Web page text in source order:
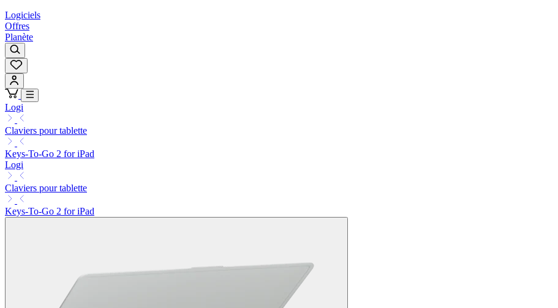
Logiciels
Offres
Planète
Logi
Claviers pour tablette
Keys-To-Go 2 for iPad
Logi
Claviers pour tablette
Keys-To-Go 2 for iPad